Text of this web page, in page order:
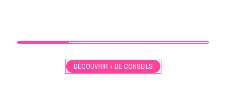
DÉCOUVRIR + DE CONSEILS